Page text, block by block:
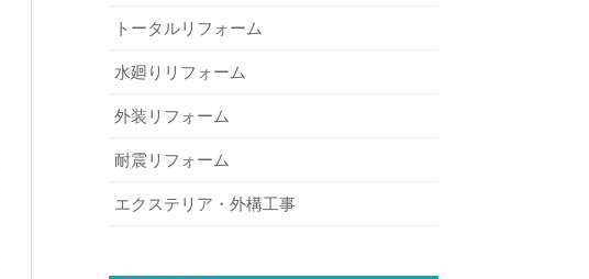
トータルリフォーム
水廻りリフォーム
外装リフォーム
耐震リフォーム
エクステリア・外構工事